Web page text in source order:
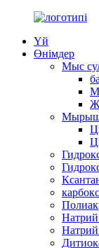
Үй
Өнімдер
Мыс
Мырыш
Натрий